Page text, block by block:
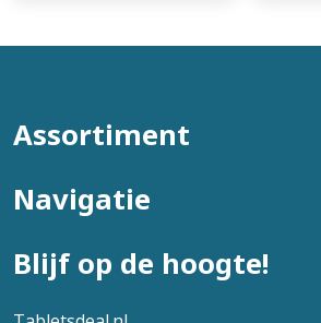
Assortiment
Navigatie
Blijf op de hoogte!